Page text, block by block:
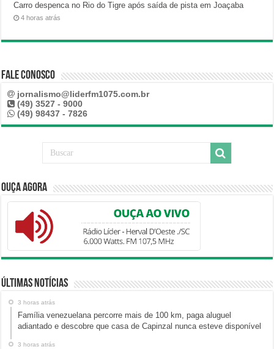
Carro despenca no Rio do Tigre após saída de pista em Joaçaba
4 horas atrás
Fale Conosco
jornalismo@liderfm1075.com.br
(49) 3527 - 9000
(49) 98437 - 7826
Ouça Agora
Últimas Notícias
3 horas atrás
Família venezuelana percorre mais de 100 km, paga aluguel
adiantado e descobre que casa de Capinzal nunca esteve disponível
3 horas atrás